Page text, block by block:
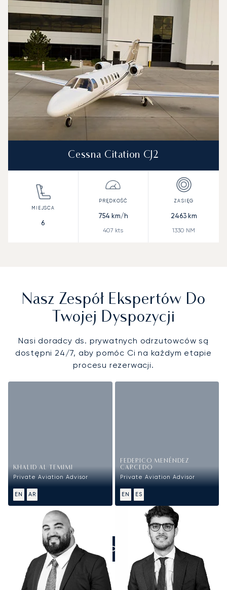
Cessna Citation CJ2
6
754 km/h
407 kts
2463km
1330 NM
Nasz Zespół Ekspertów Do
Twojej Dyspozycji
Nasi doradcy ds. prywatnych odrzutowców są
dostępni 24/7, aby pomóc Ci na każdym etapie
procesu rezerwacji.
KHALID AL TEMIMI
Private Aviation Advisor
EN AR
FEDERICO MENÉNDEZ
CARCEDO
Private Aviation Advisor
EN ES
ZADZWOŃCIE DO NAS